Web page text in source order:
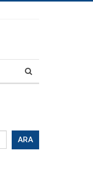
ARA